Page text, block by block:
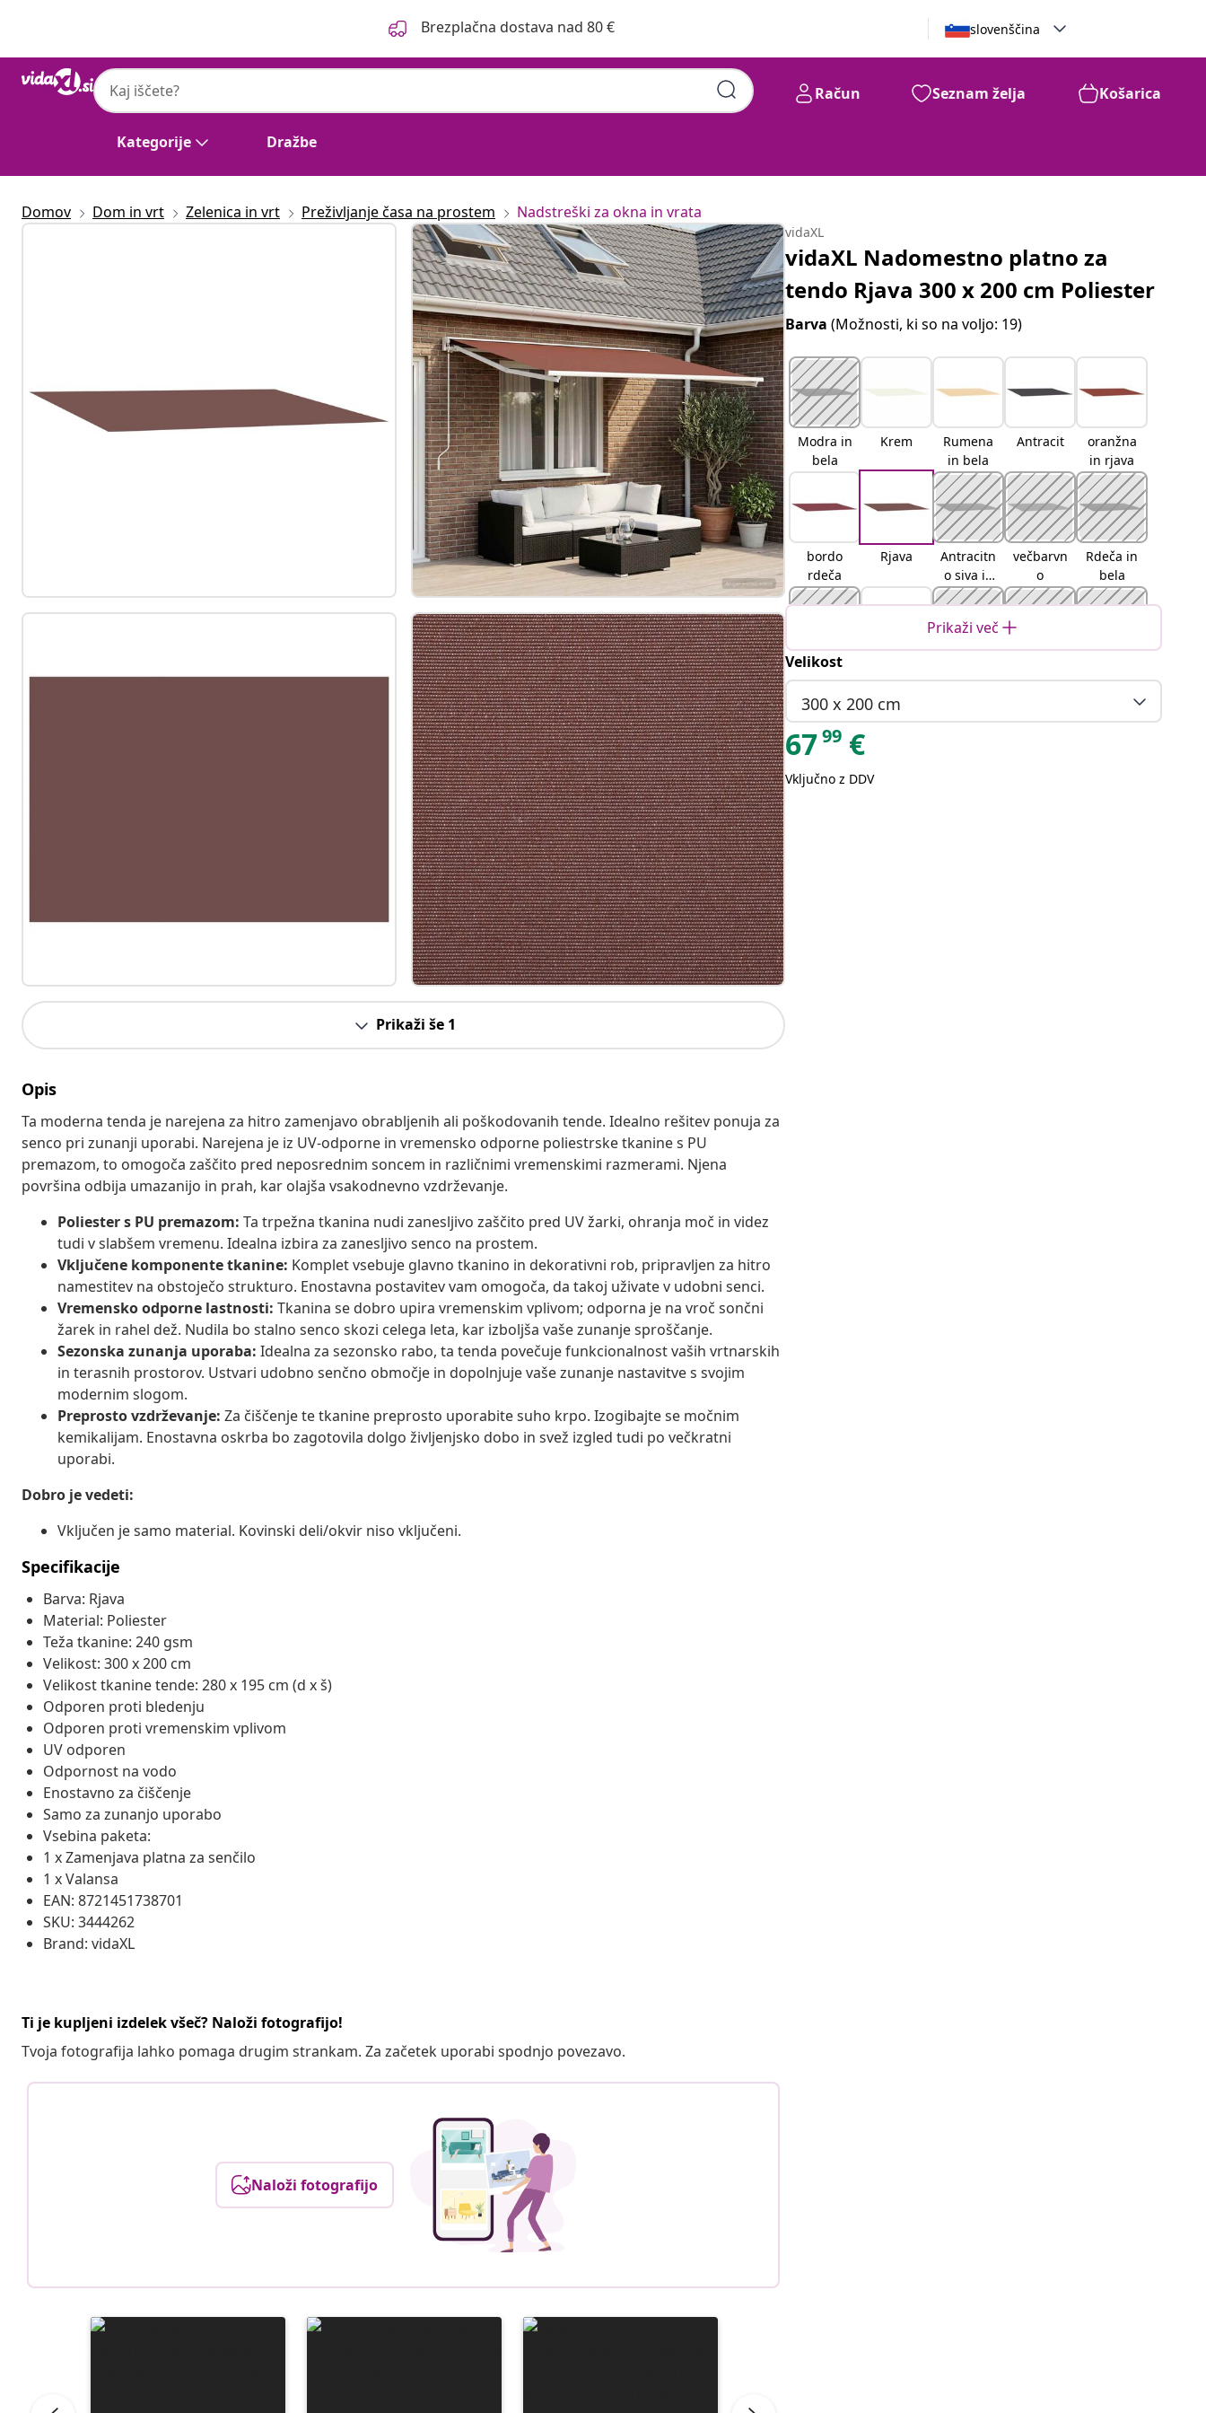
Brezplačna dostava nad 80 € slovenščina
Kategorije Dražbe
Račun Seznam želja Košarica
Domov Dom in vrt Zelenica in vrt Preživljanje časa na prostem Nadstreški za okna in vrata
Prikaži še 1
Opis
Ta moderna tenda je narejena za hitro zamenjavo obrabljenih ali poškodovanih tende. Idealno rešitev ponuja za
senco pri zunanji uporabi. Narejena je iz UV-odporne in vremensko odporne poliestrske tkanine s PU
premazom, to omogoča zaščito pred neposrednim soncem in različnimi vremenskimi razmerami. Njena
površina odbija umazanijo in prah, kar olajša vsakodnevno vzdrževanje.
Poliester s PU premazom: Ta trpežna tkanina nudi zanesljivo zaščito pred UV žarki, ohranja moč in videz
tudi v slabšem vremenu. Idealna izbira za zanesljivo senco na prostem.
Vključene komponente tkanine: Komplet vsebuje glavno tkanino in dekorativni rob, pripravljen za hitro
namestitev na obstoječo strukturo. Enostavna postavitev vam omogoča, da takoj uživate v udobni senci.
Vremensko odporne lastnosti: Tkanina se dobro upira vremenskim vplivom; odporna je na vroč sončni
žarek in rahel dež. Nudila bo stalno senco skozi celega leta, kar izboljša vaše zunanje sproščanje.
Sezonska zunanja uporaba: Idealna za sezonsko rabo, ta tenda povečuje funkcionalnost vaših vrtnarskih
in terasnih prostorov. Ustvari udobno senčno območje in dopolnjuje vaše zunanje nastavitve s svojim
modernim slogom.
Preprosto vzdrževanje: Za čiščenje te tkanine preprosto uporabite suho krpo. Izogibajte se močnim
kemikalijam. Enostavna oskrba bo zagotovila dolgo življenjsko dobo in svež izgled tudi po večkratni
uporabi.
Dobro je vedeti:
Vključen je samo material. Kovinski deli/okvir niso vključeni.
Specifikacije
Barva: Rjava
Material: Poliester
Teža tkanine: 240 gsm
Velikost: 300 x 200 cm
Velikost tkanine tende: 280 x 195 cm (d x š)
Odporen proti bledenju
Odporen proti vremenskim vplivom
UV odporen
Odpornost na vodo
Enostavno za čiščenje
Samo za zunanjo uporabo
Vsebina paketa:
1 x Zamenjava platna za senčilo
1 x Valansa
EAN: 8721451738701
SKU: 3444262
Brand: vidaXL
Ti je kupljeni izdelek všeč? Naloži fotografijo!
Tvoja fotografija lahko pomaga drugim strankam. Za začetek uporabi spodnjo povezavo.
Naloži fotografijo
vidaXL
vidaXL Nadomestno platno za
tendo Rjava 300 x 200 cm Poliester
Barva(Možnosti, ki so na voljo: 19)
Modra in
bela
Krem
Rumena
in bela
Antracit
oranžna
in rjava
bordo
rdeča
Rjava
Antracitn
o siva in
bela
večbarvn
o
Rdeča in
bela
Modra in
Svetlo
Prikaži več
Velikost
300 x 200 cm
6799 €
Vključno z DDV